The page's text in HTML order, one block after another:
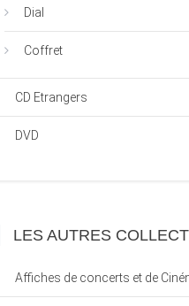
Dial
Coffret
CD Etrangers
DVD
LES AUTRES
Affiches de concerts et de